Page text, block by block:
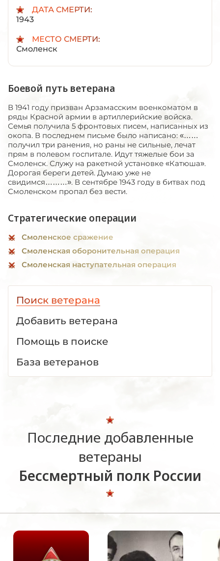
ДАТА СМЕРТИ:
1943
МЕСТО СМЕРТИ:
Смоленск
Боевой путь ветерана
В 1941 году призван Арзамасским военкоматом в
ряды Красной армии в артиллерийские войска.
Семья получила 5 фронтовых писем, написанных из
окопа. В последнем письме было написано: «……
получил три ранения, но раны не сильные, лечат
прям в полевом госпитале. Идут тяжелые бои за
Смоленск. Служу на ракетной установке «Катюша».
Дорогая береги детей. Думаю уже не
свидимся………». В сентябре 1943 году в битвах под
Смоленском пропал без вести.
Стратегические операции
Смоленское сражение
Смоленская оборонительная операция
Смоленская наступательная операция
Поиск ветерана
Добавить ветерана
Помощь в поиске
База ветеранов
Последние добавленные
ветераны
Бессмертный полк России